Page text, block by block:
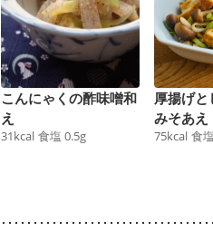
こんにゃくの酢味噌和
え
31kcal 食塩 0.5g
厚揚げと
みそあえ
75kcal 食塩